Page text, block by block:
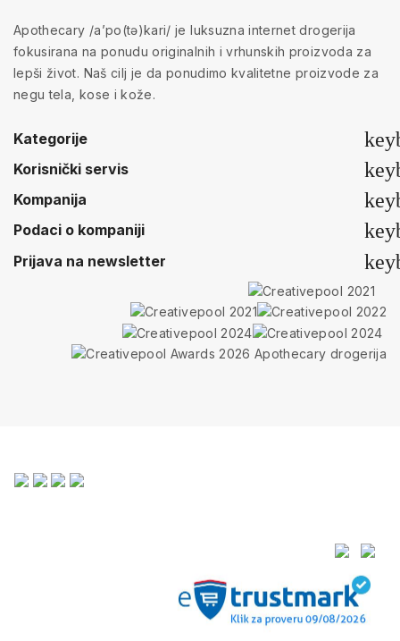
Apothecary /a’po(tə)kari/ je luksuzna internet drogerija
fokusirana na ponudu originalnih i vrhunskih proizvoda za
lepši život. Naš cilj je da ponudimo kvalitetne proizvode za
negu tela, kose i kože.
Kategorije
Korisnički servis
Kompanija
Podaci o kompaniji
Prijava na newsletter